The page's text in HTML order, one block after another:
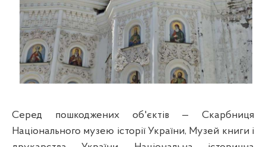
Серед пошкоджених об'єктів —
Скарбниця
Національного музею історії України, Музей книги і